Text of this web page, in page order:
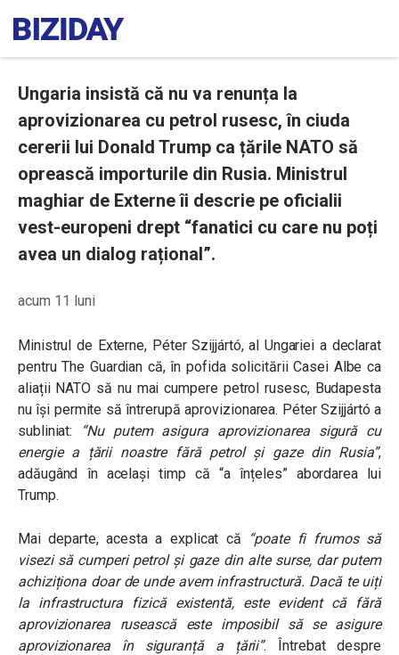
Ungaria insistă că nu va renunța la
aprovizionarea cu petrol rusesc, în ciuda
cererii lui Donald Trump ca țările NATO să
oprească importurile din Rusia. Ministrul
maghiar de Externe îi descrie pe oficialii
vest-europeni drept “fanatici cu care nu poți
avea un dialog rațional”.
acum 11 luni
Ministrul de Externe, Péter Szijjártó, al Ungariei a declarat
pentru The Guardian că, în pofida solicitării Casei Albe ca
aliații NATO să nu mai cumpere petrol rusesc, Budapesta
nu își permite să întrerupă aprovizionarea. Péter Szijjártó a
subliniat:
“Nu putem asigura aprovizionarea sigură cu
energie a țării noastre fără petrol și gaze din Rusia”,
adăugând în același timp că “a înțeles” abordarea lui
Trump.
Mai departe, acesta a explicat că
“poate fi frumos să
visezi să cumperi petrol și gaze din alte surse, dar putem
achiziționa doar de unde avem infrastructură. Dacă te uiți
la infrastructura fizică existentă, este evident că fără
aprovizionarea rusească este imposibil să se asigure
aprovizionarea în siguranță a țării”. Întrebat despre